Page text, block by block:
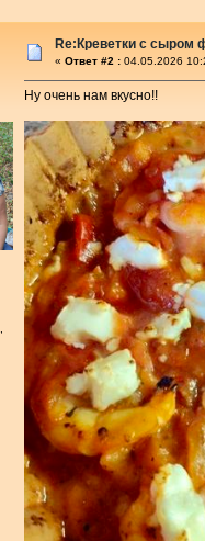
Re:Креветки с сыром
« Ответ #2 : 04.05.2026
Ну очень нам вкусно!!